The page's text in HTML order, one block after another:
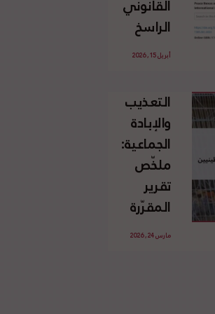
الإسرائيلي
غير
القانوني
الفلسطينية
القانوني
الراسخ
للاجئين
وحقهم
في العودة
بموجب
القانون
الدولي
أبريل 15, 2026
التعذيب
والإبادة
الجماعية:
ملخّص
تقرير
المقرّرة
الخاصة
مارس 24, 2026